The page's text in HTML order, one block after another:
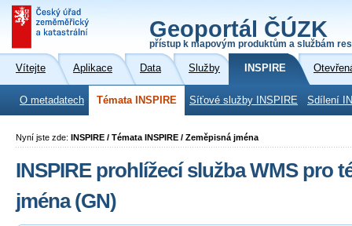
Geoportál ČÚZK
přístup k mapovým produktům a službám
Vítejte Aplikace Data Služby INSPIRE
O metadatech Témata INSPIRE Síťové služby INSPIRE Sdílení
Nyní jste zde: INSPIRE / Témata INSPIRE / Zeměpisná jména
INSPIRE prohlížecí služba WMS pro
jména (GN)